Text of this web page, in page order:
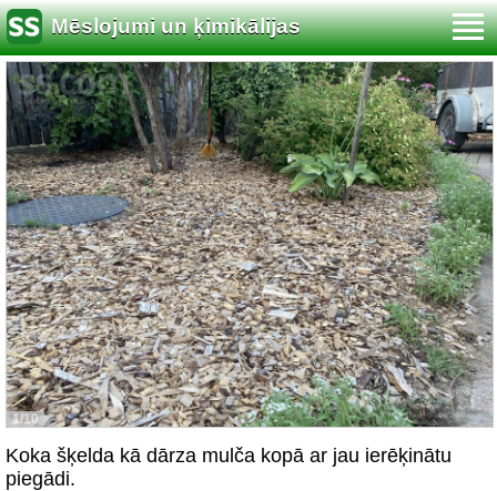
Mēslojumi un ķimikālijas
1/10
Koka šķelda kā dārza mulča kopā ar jau ierēķinātu
piegādi.